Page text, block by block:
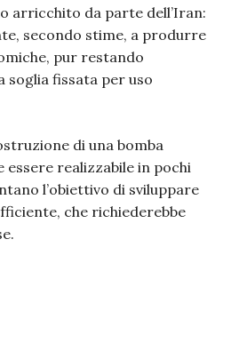
arricchito da parte dell’Iran:
secondo stime, a produrre
pur restando
fissata per uso
di una bomba
realizzabile in pochi
l’obiettivo di sviluppare
che richiederebbe